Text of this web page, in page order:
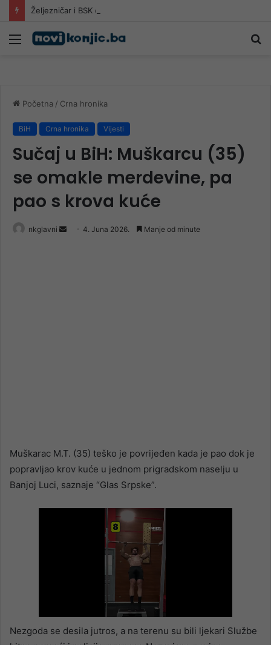
Željezničar i BSK otvaraju sezonu nogometnog prvenstva
Meni
Početna / Crna hronika
BiH Crna hronika Vijesti
Sučaj u BiH: Muškarcu (35)
se omakle merdevine, pa
pao s krova kuće
nkglavni
Send 4. Juna 2026. Manje od minute
Muškarac M.T. (35) teško je povrijeđen kada je pao dok je
popravljao krov kuće u jednom prigradskom naselju u
Banjoj Luci, saznaje “Glas Srpske”.
Nezgoda se desila jutros, a na terenu su bili ljekari Službe